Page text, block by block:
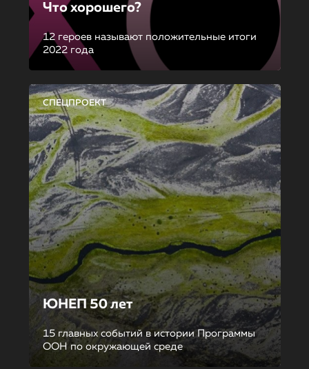
Что хорошего?
12 героев называют положительные итоги
2022 года
СПЕЦПРОЕКТ
ЮНЕП 50 лет
15 главных событий в истории Программы
ООН по окружающей среде